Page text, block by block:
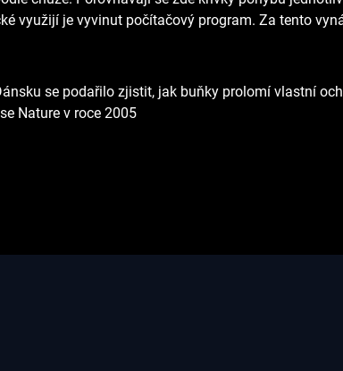
využijí je vyvinut počítačový program. Za tento
se podařilo zjistit, jak buňky prolomí vlastní
Nature v roce 2005